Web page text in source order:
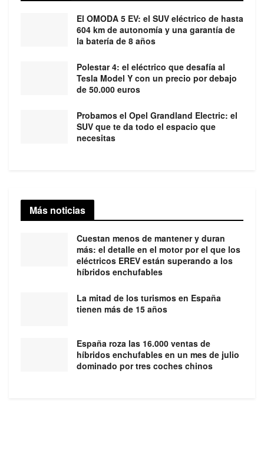
El OMODA 5 EV: el SUV eléctrico de hasta
604 km de autonomía y una garantía de
la batería de 8 años
Polestar 4: el eléctrico que desafía al
Tesla Model Y con un precio por debajo
de 50.000 euros
Probamos el Opel Grandland Electric: el
SUV que te da todo el espacio que
necesitas
Más noticias
Cuestan menos de mantener y duran
más: el detalle en el motor por el que los
eléctricos EREV están superando a los
híbridos enchufables
La mitad de los turismos en España
tienen más de 15 años
España roza las 16.000 ventas de
híbridos enchufables en un mes de julio
dominado por tres coches chinos